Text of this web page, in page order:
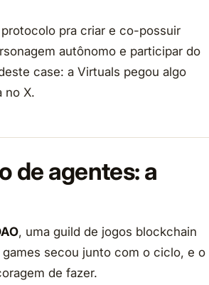
pra criar e co-possuir
autônomo e participar do
case: a Virtuals pegou algo
no X.
de agentes: a
, uma guild de jogos blockchain
secou junto com o ciclo, e o
de fazer.